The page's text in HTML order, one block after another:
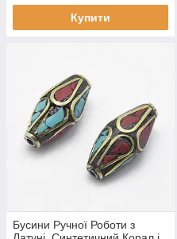
Купити
Бусини Ручної Роботи з